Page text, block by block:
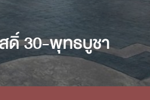
ดิ์ 30-พุทธบูชา